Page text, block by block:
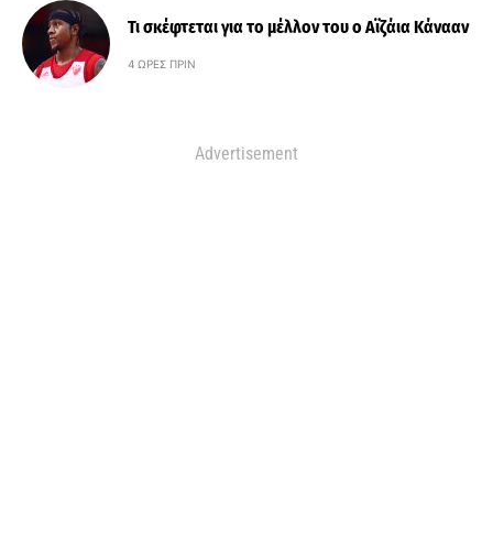
Τι σκέφτεται για το μέλλον του ο Αϊζάια Κάνααν
4 ΏΡΕΣ ΠΡΙΝ
Advertisement